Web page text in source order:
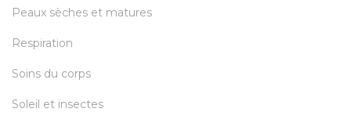
Peaux sèches et matures
Respiration
Soins du corps
Soleil et insectes